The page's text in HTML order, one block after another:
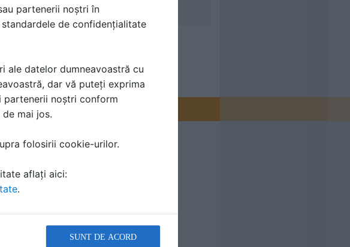
partenerii noștri în
de confidențialitate
ale datelor dumneavoastră cu
dar vă puteți exprima
partenerii noștri conform
mai jos.
folosirii cookie-urilor.
aflați aici:
.
SUNT DE ACORD